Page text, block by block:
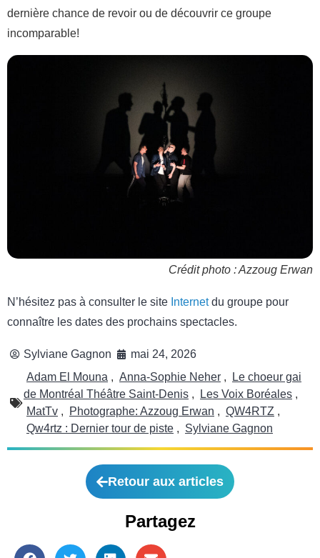
dernière chance de revoir ou de découvrir ce groupe
incomparable!
Crédit photo : Azzoug Erwan
N’hésitez pas à consulter le site Internetdu groupe pour
connaître les dates des prochains spectacles.
Sylviane Gagnon
mai 24, 2026
Adam El Mouna , Anna-Sophie Neher ,
Le choeur gai
de Montréal Théâtre Saint-Denis , Les Voix Boréales ,
MatTv , Photographe: Azzoug Erwan , QW4RTZ ,
Qw4rtz : Dernier tour de piste , Sylviane Gagnon
Retour aux articles
Partagez